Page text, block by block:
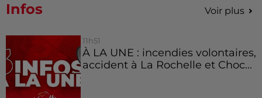
Infos Voir plus
11h51
À LA UNE : incendies volontaires,
accident à La Rochelle et Choc...